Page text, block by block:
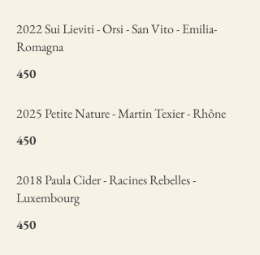
2022 Sui Lieviti - Orsi - San Vito - Emilia-
Romagna
450
2025 Petite Nature - Martin Texier - Rhône
450
2018 Paula Cider - Racines Rebelles -
Luxembourg
450